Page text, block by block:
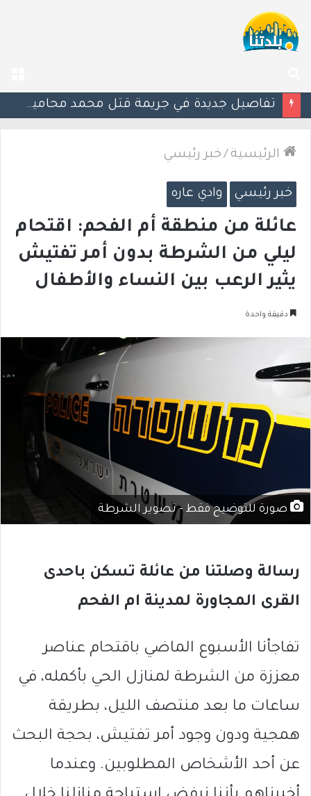
عن
“من كل صورة أموال”.. اتهامات للشرطة بعد تشديد آلية كاميرات السرعة
الرئيسية /خبر رئيسي
خبر رئيسي وادي عاره
عائلة من منطقة أم الفحم: اقتحام
ليلي من الشرطة بدون أمر تفتيش
يثير الرعب بين النساء والأطفال
دقيقة واحدة
صورة للتوضيح فقط - تصوير الشرطة
رسالة وصلتنا من عائلة تسكن باحدى
القرى المجاورة لمدينة ام الفحم
تفاجأنا الأسبوع الماضي باقتحام عناصر
معززة من الشرطة لمنازل الحي بأكمله، في
ساعات ما بعد منتصف الليل، بطريقة
همجية ودون وجود أمر تفتيش، بحجة البحث
عن أحد الأشخاص المطلوبين. وعندما